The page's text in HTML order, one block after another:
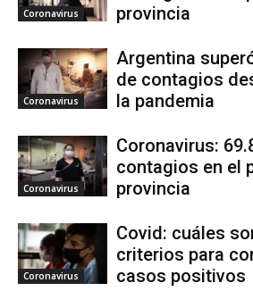
Coronavirus
provincia
Coronavirus
Argentina
de contagios
la pandemia
Coronavirus
Coronavirus:
contagios en el
provincia
Coronavirus
Covid: cuáles
criterios para
casos positivos